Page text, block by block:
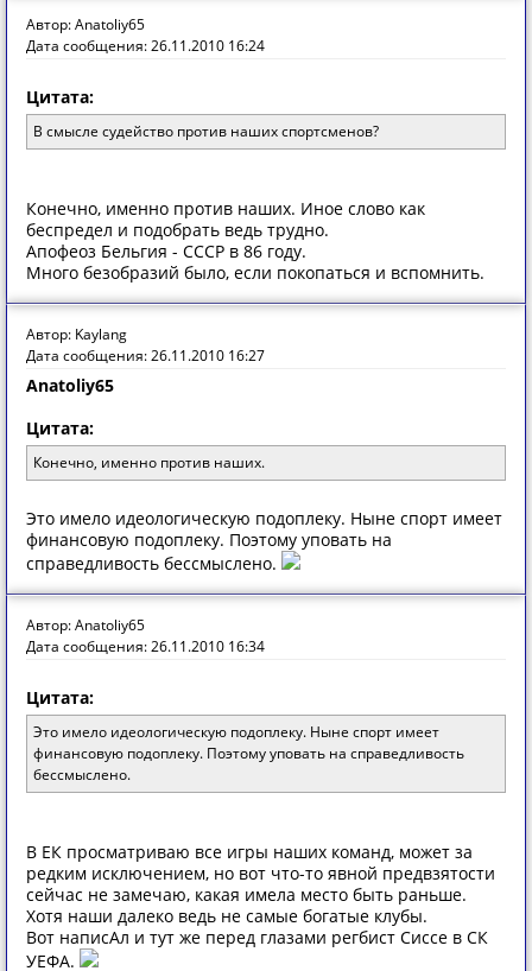
Автор: Anatoliy65
Дата сообщения: 26.11.2010 16:24
Цитата:
В смысле судейство против наших спортсменов?
Конечно, именно против наших. Иное слово как
беспредел и подобрать ведь трудно.
Апофеоз Бельгия - СССР в 86 году.
Много безобразий было, если покопаться и вспомнить.
Автор: Kaylang
Дата сообщения: 26.11.2010 16:27
Anatoliy65
Цитата:
Конечно, именно против наших.
Это имело идеологическую подоплеку. Ныне спорт имеет
финансовую подоплеку. Поэтому уповать на
справедливость бессмыслено.
Автор: Anatoliy65
Дата сообщения: 26.11.2010 16:34
Цитата:
Это имело идеологическую подоплеку. Ныне спорт имеет
финансовую подоплеку. Поэтому уповать на справедливость
бессмыслено.
В ЕК просматриваю все игры наших команд, может за
редким исключением, но вот что-то явной предвзятости
сейчас не замечаю, какая имела место быть раньше.
Хотя наши далеко ведь не самые богатые клубы.
Вот написАл и тут же перед глазами регбист Сиссе в СК
УЕФА.